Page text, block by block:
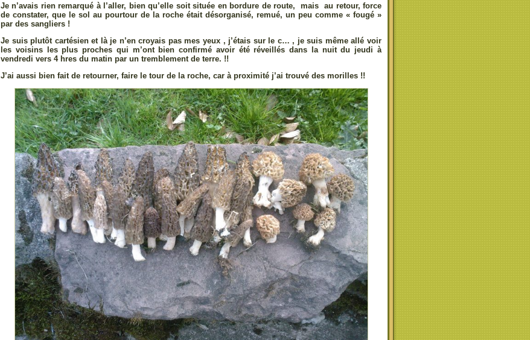
Je n’avais rien remarqué à l’aller, bien qu’elle soit située en bordure de route, mais au retour, force
de constater, que le sol au pourtour de la roche était désorganisé, remué, un peu comme « fougé »
par des sangliers !
Je suis plutôt cartésien et là je n’en croyais pas mes yeux , j’étais sur le c… , je suis même allé voir
les voisins les plus proches qui m’ont bien confirmé avoir été réveillés dans la nuit du jeudi à
vendredi vers 4 hres du matin par un tremblement de terre. !!
J’ai aussi bien fait de retourner, faire le tour de la roche, car à proximité j’ai trouvé des morilles !!